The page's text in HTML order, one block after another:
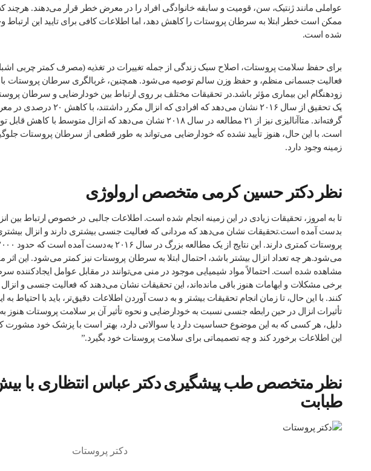
عواملی مانند ژنتیک، سن، قومیت و سابقه خانوادگی افراد را در معرض خطر قرار می‌دهند. هرچند
ممکن است خطر ابتلا به سرطان پروستات را کاهش دهد، اما اطلاعات کافی برای تایید این ارتباط
شده است.
برای حفظ سلامت پروستات، اصلاح سبک زندگی از جمله تغییرات در تغذیه (مصرف کمتر چربی
زودهنگام این بیماری مؤثر باشد.در تحقیقات مختلف بر روی ارتباط بین خودارضایی و سرطان
یک تحقیق از سال ۲۰۱۶ نشان می‌دهد
گرفته‌اند. متاآنالیزی نیز از ۲۱ مطالعه در سال ۲۰۱۸ نشان می‌دهد که
است. با این حال، هنوز تأیید نشده که خودارضایی می‌تواند به طور قطعی از سرطان پروستات
زمینه وجود دارد.
نظر دکتر حسین کرمی متخصص ارولوژی
تا به امروز، تحقیقات زیادی در این زمینه انجام شده است. اطلاعات جالبی در خصوص ارتباط بین
بدست آمده است.تحقیقات نشان می‌دهد که مردانی که فعالیت جنسی بیشتری دارند و انزال بیشتری
می‌شود.هر چه تعداد انزال بیشتر باشد، احتمال ابتلا به سرطان پروستات نیز کمتر می‌شود. این
مشاهده شده است. احتمالاً مواد شیمیایی موجود در منی می‌توانند در مقابل عوامل ایجادکننده
برخی مشکلات و ابهامات هنوز باقی مانده‌اند، این تحقیقات نشان می‌دهند که فعالیت جنسی و
کنند. با این حال، تا زمان انجام تحقیقات بیشتر و به دست آوردن اطلاعات دقیق‌تر، باید با احتیاط
تأثیرات انزال در حین رابطه جنسی نسبت به خودارضایی و نحوه تأثیر آن بر سلامت پروستات
دلیل، هر کسی که به این موضوع حساسیت دارد یا سوالاتی دارد، بهتر است با پزشک خود مشورت
این اطلاعات برخورد کند و چه تصمیماتی برای سلامت پروستات خود بگیرد.”
طبابت
دکتر پروستات